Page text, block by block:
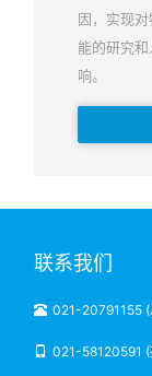
因，实现
能的研究
响。
联系我们
021-20791155 (
021-58120591 (